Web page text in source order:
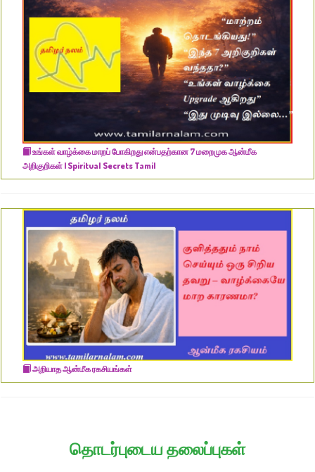
உங்கள் வாழ்க்கை மாறப் போகிறது என்பதற்கான 7 மறைமுக ஆன்மீக
அறிகுறிகள் | Spiritual Secrets Tamil
அறியாத ஆன்மீக ரகசியங்கள்
தொடர்புடைய தலைப்புகள்